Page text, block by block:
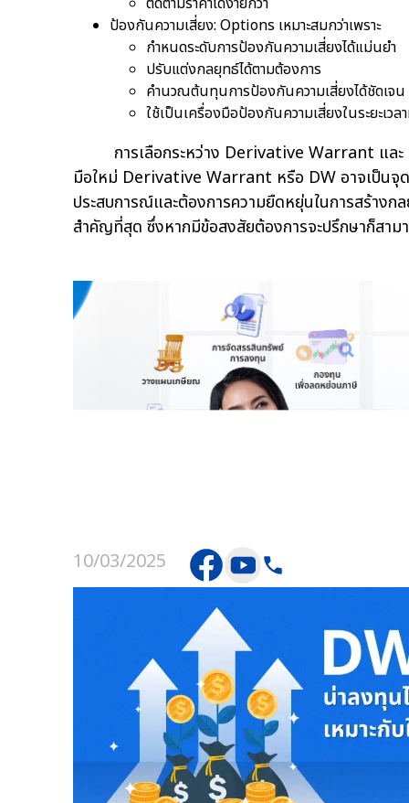
ป้องกันความเสี่ยง: Options เหมาะสมกว่าเพราะ
กำหนดระดับการป้องกันความเสี่ยงได้แม่นยำ
ปรับแต่งกลยุทธ์ได้ตามต้องการ
คำนวณต้นทุนการป้องกันความเสี่ยงได้ชัดเจน
ใช้เป็นเครื่องมือป้องกันความเสี่ยงในระยะเวล
การเลือกระหว่าง Derivative Warrant และ
มือใหม่ Derivative Warrant หรือ DW อาจเป็นจุ
ประสบการณ์และต้องการความยืดหยุ่นในการสร้างก
สำคัญที่สุด ซึ่งหากมีข้อสงสัยต้องการจะปรึกษาก็สาม
10/03/2025